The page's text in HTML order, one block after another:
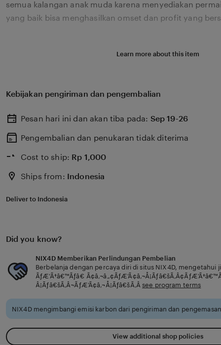
semua kalangan anak muda karena menyediakan
yang baik bisa menghasilkan omset dan profit yang
Learn more about this item
Kebijakan pengiriman dan pengembalian
Pesan hari ini dan akan tiba pada: Sep 19-26
Pengembalian dan penukaran tidak diterima
Cost to ship: Rp 1,000
Ships from: Indonesia
Deliver to Indonesia
Did you know?
NIX4D Memberikan Perlindungan Pembelian
Berbelanja dengan percaya diri di situs NIX4D,
ÃƒÆ’Ã†â€™Ãƒâ€
Â¡Ãƒâ€šÃ‚Â¬ÃƒÆ’Ã¢â‚¬Å¡Ãƒâ€šÃ‚Âsee program terms
NIX4D mengimbangi emisi karbon dari pengiriman dan
View additional shop policies